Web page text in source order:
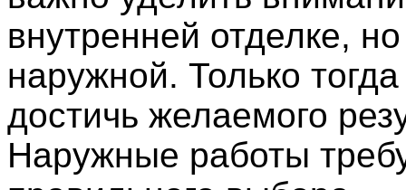
внутренней отделке,
наружной. Только
достичь желаемого
Наружные работы